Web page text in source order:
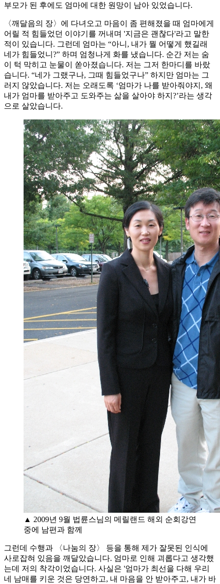
부모가 된 후에도 엄마에 대한 원망이 남아 있었습니다.
〈깨달음의 장〉에 다녀오고 마음이 좀 편해졌을 때 엄마에게
어릴 적 힘들었던 이야기를 꺼내며 '지금은 괜찮다'라고 말한
적이 있습니다. 그런데 엄마는 “아니, 내가 뭘 어떻게 했길래
네가 힘들었니?” 하며 엄청나게 화를 냈습니다. 순간 저는 숨
이 턱 막히고 눈물이 쏟아졌습니다. 저는 그저 한마디를 바랐
습니다. “네가 그랬구나, 그때 힘들었구나” 하지만 엄마는 그
러지 않았습니다. 저는 오래도록 ‘엄마가 나를 받아줘야지, 왜
내가 엄마를 받아주고 도와주는 삶을 살아야 하지?’라는 생각
으로 살았습니다.
▲ 2009년 9월 법륜스님의 메릴랜드 해외 순회강연
중에 남편과 함께
그런데 수행과 〈나눔의 장〉 등을 통해 제가 잘못된 인식에
사로잡혀 있음을 깨달았습니다. 엄마로 인해 괴롭다고 생각했
는데 저의 착각이었습니다. 사실은 '엄마가 최선을 다해 우리
네 남매를 키운 것은 당연하고, 내 마음을 안 받아주고, 내가 바